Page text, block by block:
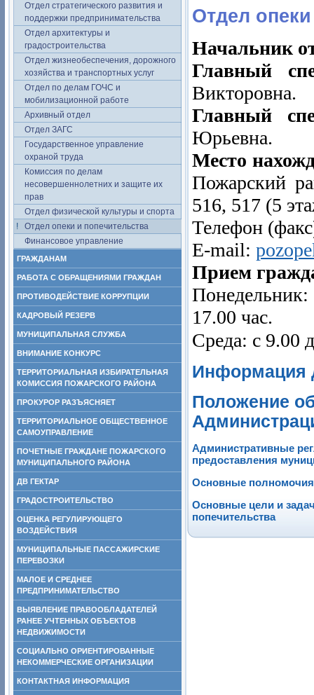
Отдел стратегического развития и
поддержки предпринимательства
Отдел архитектуры и
градостроительства
Отдел жизнеобеспечения, дорожного
хозяйства и транспортных услуг
Отдел по делам ГОЧС и
мобилизационной работе
Архивный отдел
Отдел ЗАГС
Государственное управление
охраной труда
Комиссия по делам
несовершеннолетних и защите их
прав
Отдел физической культуры и спорта
Отдел опеки и попечительства
Финансовое управление
ГРАЖДАНАМ
РАБОТА С ОБРАЩЕНИЯМИ ГРАЖДАН
ПРОТИВОДЕЙСТВИЕ КОРРУПЦИИ
КАДРОВЫЙ РЕЗЕРВ
МУНИЦИПАЛЬНАЯ СЛУЖБА
ВНИМАНИЕ КОНКУРС
ТЕРРИТОРИАЛЬНАЯ ИЗБИРАТЕЛЬНАЯ
КОМИССИЯ ПОЖАРСКОГО РАЙОНА
ПРОКУРОР РАЗЪЯСНЯЕТ
ТЕРРИТОРИАЛЬНОЕ ОБЩЕСТВЕННОЕ
САМОУПРАВЛЕНИЕ
ПОЧЕТНЫЕ ГРАЖДАНЕ ПОЖАРСКОГО
МУНИЦИПАЛЬНОГО РАЙОНА
ДВ ГЕКТАР
ГРАДОСТРОИТЕЛЬСТВО
ОЦЕНКА РЕГУЛИРУЮЩЕГО
ВОЗДЕЙСТВИЯ
МУНИЦИПАЛЬНЫЕ ПАССАЖИРСКИЕ
ПЕРЕВОЗКИ
МАЛОЕ И СРЕДНЕЕ
ПРЕДПРИНИМАТЕЛЬСТВО
ВЫЯВЛЕНИЕ ПРАВООБЛАДАТЕЛЕЙ
РАНЕЕ УЧТЕННЫХ ОБЪЕКТОВ
НЕДВИЖИМОСТИ
СОЦИАЛЬНО ОРИЕНТИРОВАННЫЕ
НЕКОММЕРЧЕСКИЕ ОРГАНИЗАЦИИ
КОНТАКТНАЯ ИНФОРМАЦИЯ
Отдел
Начальник
Главный
Викторовна.
Главный
Юрьевна.
Место
Пожарский
516, 517 (5
Телефон
E-mail: poz
Прием
Понедельник:
17.00 час.
Среда: с 9.00
Информация
Положение
Административные
предоставления
Основные
Основные цели и
попечительства